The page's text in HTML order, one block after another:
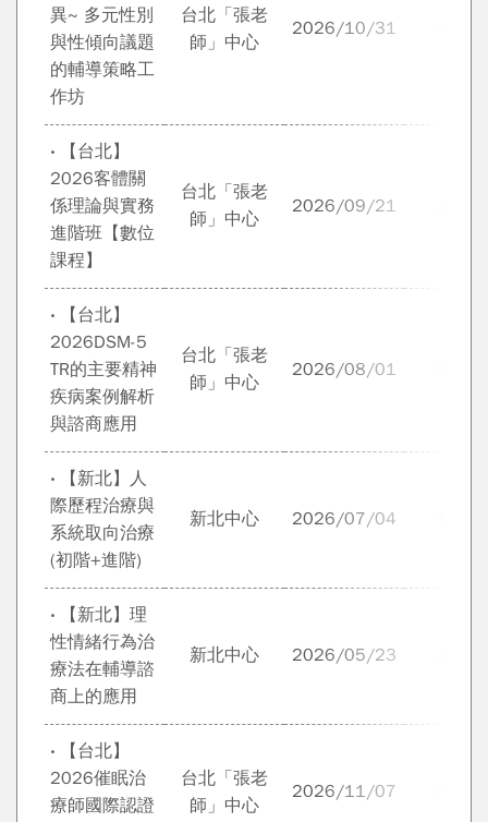
異~ 多元性別
與性傾向議題
的輔導策略工
作坊
台北「張老
師」中心
2026/10/31
‧ 【台北】
2026客體關
係理論與實務
進階班【數位
課程】
台北「張老
師」中心
2026/09/21
‧ 【台北】
2026DSM-5
TR的主要精神
疾病案例解析
與諮商應用
台北「張老
師」中心
2026/08/01
‧ 【新北】人
際歷程治療與
系統取向治療
(初階+進階)
新北中心 2026/07/04
‧ 【新北】理
性情緒行為治
療法在輔導諮
商上的應用
新北中心 2026/05/23
‧ 【台北】
2026催眠治
療師國際認證
台北「張老
師」中心
2026/11/07